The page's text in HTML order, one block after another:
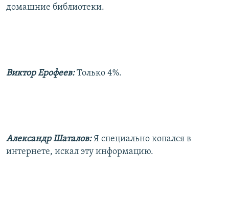
домашние библиотеки.
Виктор Ерофеев:Только 4%.
Александр Шаталов: Я специально копался в
интернете, искал эту информацию.